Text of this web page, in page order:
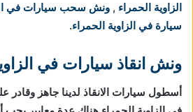
الزاوية الحمراء , ونش سحب سيارات في
سيارة في الزاوية الحمراء.
ونش انقاذ سيارات في
أسطول سيارات الانقاذ لدينا جاهز